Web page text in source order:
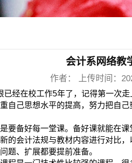
会计系网络教
作者： 上传时间：
经在校工作5年了，记得第一次
自己思想水平的提高，努力把自
要备好每一堂课。备好课就能在
的会计法规与教材内容进行对比
题、扩展都要提前准备。